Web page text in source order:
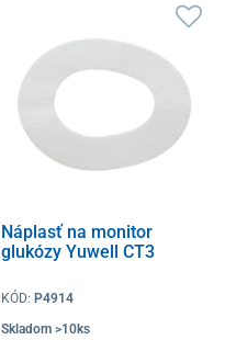
Náplasť na monitor
glukózy Yuwell CT3
KÓD:P4914
Skladom >10ks